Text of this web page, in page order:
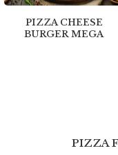
PIZZA CHEESE
BURGER MEGA
PIZZA